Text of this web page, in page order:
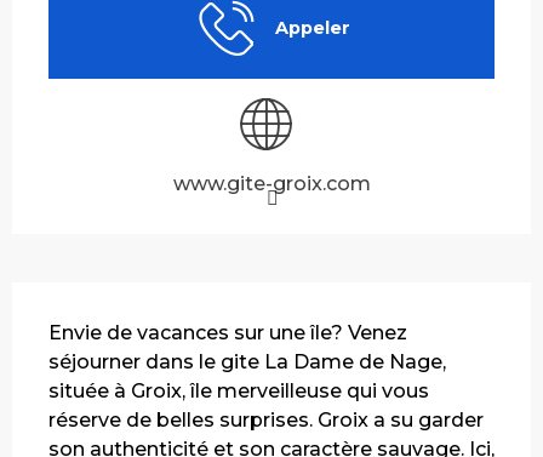
Appeler
www.gite-groix.com
Envie de vacances sur une île? Venez
séjourner dans le gite La Dame de Nage,
située à Groix, île merveilleuse qui vous
réserve de belles surprises. Groix a su garder
son authenticité et son caractère sauvage. Ici,